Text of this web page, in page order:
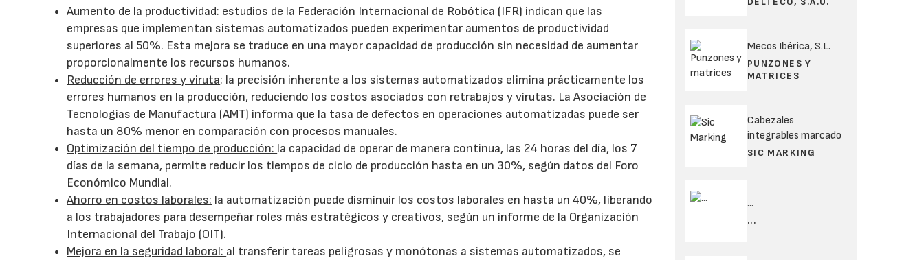
Aumento de la productividad: estudios de la Federación Internacional de Robótica (IFR) indican que las
empresas que implementan sistemas automatizados pueden experimentar aumentos de productividad
superiores al 50%. Esta mejora se traduce en una mayor capacidad de producción sin necesidad de aumentar
proporcionalmente los recursos humanos.
Reducción de errores y viruta: la precisión inherente a los sistemas automatizados elimina prácticamente los
errores humanos en la producción, reduciendo los costos asociados con retrabajos y virutas. La Asociación de
Tecnologías de Manufactura (AMT) informa que la tasa de defectos en operaciones automatizadas puede ser
hasta un 80% menor en comparación con procesos manuales.
Optimización del tiempo de producción: la capacidad de operar de manera continua, las 24 horas del día, los 7
días de la semana, permite reducir los tiempos de ciclo de producción hasta en un 30%, según datos del Foro
Económico Mundial.
Ahorro en costos laborales: la automatización puede disminuir los costos laborales en hasta un 40%, liberando
a los trabajadores para desempeñar roles más estratégicos y creativos, según un informe de la Organización
Internacional del Trabajo (OIT).
Mejora en la seguridad laboral: al transferir tareas peligrosas y monótonas a sistemas automatizados, se
Mecos Ibérica, S.L.
PUNZONES Y
MATRICES
Cabezales
integrables marcado
SIC MARKING
...
...